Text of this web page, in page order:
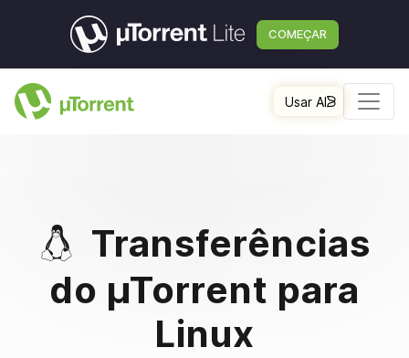
COMEÇAR
Usar AI
Transferências
do µTorrent para
Linux